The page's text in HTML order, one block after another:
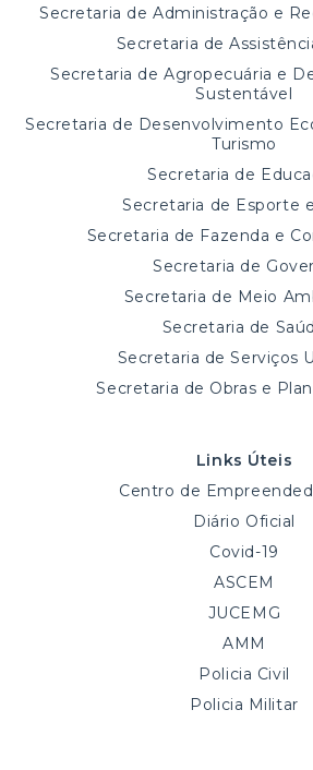
Secretaria de Administração e
Secretaria de
Secretaria de Agropecuária e
Sustentável
Secretaria de Desenvolvimento
Turismo
Secretaria de
Secretaria de Esporte
Secretaria de Fazenda e
Secretaria de
Secretaria de Meio
Secretaria de
Secretaria de Serviços
Secretaria de Obras e
Links Úteis
Centro de
Diário Oficial
Covid-19
ASCEM
JUCEMG
AMM
Policia Civil
Policia Militar